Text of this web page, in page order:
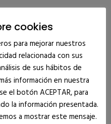
locales
en Vélez
cookies
para mejorar nuestros
relacionada con sus
de sus hábitos de
información en nuestra
el botón ACEPTAR, para
la información presentada.
a mostrar este mensaje.